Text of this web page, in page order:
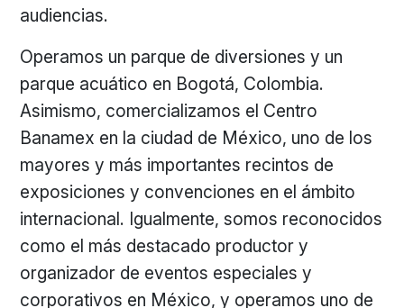
audiencias.
Operamos un parque de diversiones y un
parque acuático en Bogotá, Colombia.
Asimismo, comercializamos el Centro
Banamex en la ciudad de México, uno de los
mayores y más importantes recintos de
exposiciones y convenciones en el ámbito
internacional. Igualmente, somos reconocidos
como el más destacado productor y
organizador de eventos especiales y
corporativos en México, y operamos uno de